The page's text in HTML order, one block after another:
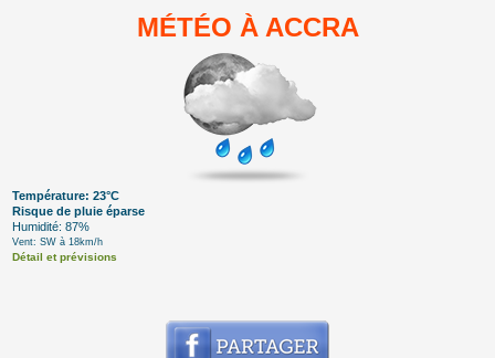
MÉTÉO À ACCRA
Température: 23°C
Risque de pluie éparse
Humidité: 87%
Vent: SW à 18km/h
Détail et prévisions